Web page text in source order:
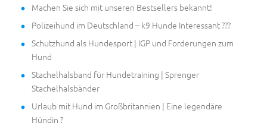
Machen Sie sich mit unseren Bestsellers bekannt!
Polizeihund im Deutschland – k9 Hunde Interessant ???
Schutzhund als Hundesport | IGP und Forderungen zum
Hund
Stachelhalsband für Hundetraining | Sprenger
Stachelhalsbänder
Urlaub mit Hund im Großbritannien | Eine legendäre
Hündin ?